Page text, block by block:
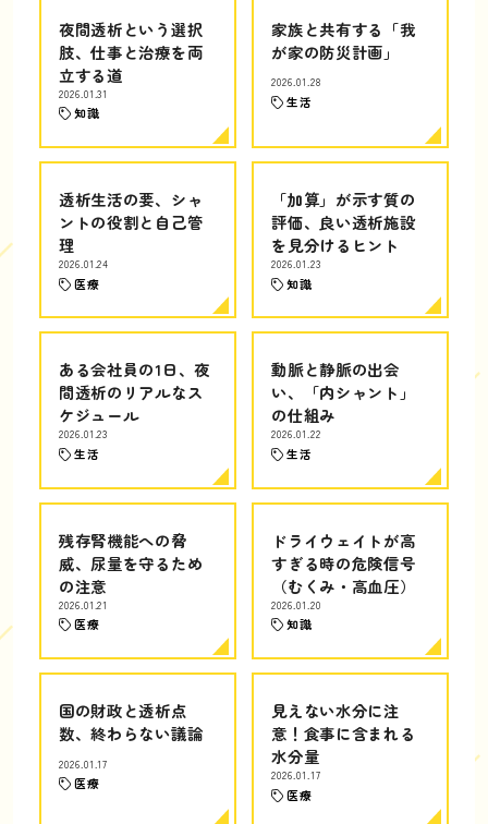
夜間透析という選択
肢、仕事と治療を両
立する道
2026.01.31
知識
家族と共有する「我
が家の防災計画」
2026.01.28
生活
透析生活の要、シャ
ントの役割と自己管
理
2026.01.24
医療
「加算」が示す質の
評価、良い透析施設
を見分けるヒント
2026.01.23
知識
ある会社員の1日、夜
間透析のリアルなス
ケジュール
2026.01.23
生活
動脈と静脈の出会
い、「内シャント」
の仕組み
2026.01.22
生活
残存腎機能への脅
威、尿量を守るため
の注意
2026.01.21
医療
ドライウェイトが高
すぎる時の危険信号
（むくみ・高血圧）
2026.01.20
知識
国の財政と透析点
数、終わらない議論
2026.01.17
医療
見えない水分に注
意！食事に含まれる
水分量
2026.01.17
医療